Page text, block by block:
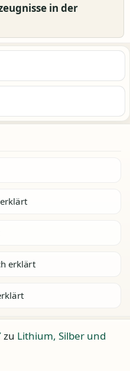
in der
erklärt
zu Lithium, Silber und